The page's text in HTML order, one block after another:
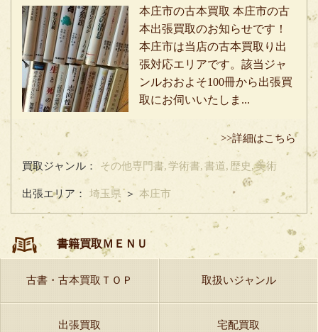
本庄市の古本買取 本庄市の古
本出張買取のお知らせです！
本庄市は当店の古本買取り出
張対応エリアです。該当ジャ
ンルおおよそ100冊から出張買
取にお伺いいたしま...
>>詳細はこちら
買取ジャンル： その他専門書,学術書,書道, 歴史,美術
出張エリア： 埼玉県 ＞ 本庄市
書籍買取ＭＥＮＵ
古書・古本買取ＴＯＰ 取扱いジャンル
出張買取 宅配買取